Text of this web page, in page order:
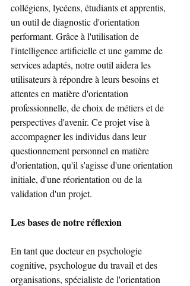
collégiens, lycéens, étudiants et apprentis,
un outil de diagnostic d'orientation
performant. Grâce à l'utilisation de
l'intelligence artificielle et une gamme de
services adaptés, notre outil aidera les
utilisateurs à répondre à leurs besoins et
attentes en matière d'orientation
professionnelle, de choix de métiers et de
perspectives d'avenir. Ce projet vise à
accompagner les individus dans leur
questionnement personnel en matière
d'orientation, qu'il s'agisse d'une orientation
initiale, d'une réorientation ou de la
validation d'un projet.
Les bases de notre réflexion
En tant que docteur en psychologie
cognitive, psychologue du travail et des
organisations, spécialiste de l'orientation